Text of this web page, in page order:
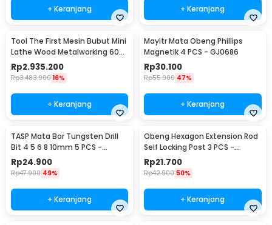
+ Keranjang + Keranjang
Tool The First Mesin Bubut Mini
Lathe Wood Metalworking 60W
- TZ20002MG
Rp2.935.200
Rp3.483.900 16%
+ Keranjang
Mayitr Mata Obeng Phillips
Magnetik 4 PCS - GJ0686
Rp30.100
Rp55.900 47%
+ Keranjang
TASP Mata Bor Tungsten Drill
Bit 4 5 6 8 10mm 5 PCS -
MGDK002
Rp24.900
Rp47.900 49%
+ Keranjang
Obeng Hexagon Extension Rod
Self Locking Post 3 PCS -
HT43401-3P
Rp21.700
Rp42.900 50%
+ Keranjang